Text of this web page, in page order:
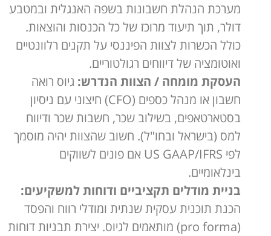
מערכת הנהלת חשבונות בשפה האנגלית ובמטבע
דולר, תוך תיעוד מרוכז של כל הכנסות והוצאות.
כולל הכשרות לצוות הפיננסי על תקנים רלוונטיים
ואוטומציה של דיווחים רגולטוריים.
העסקת מומחה / הצוות הנדרש: גיוס רואה
חשבון או מנהל כספים (CFO) חיצוני עם ניסיון
בסטארטאפים, בשילוב שכר, חשבות שכר ודיווח
למס (בישראל ובחו"ל). חשוב שהצוות יהיה מוסמך
לפי US GAAP/IFRS אם פונים לשווקים
בינלאומיים.
בניית מודלים תקציביים ודוחות למשקיעים:
הכנת תוכנית עסקית שנתית ומודלי רווח והפסד
(pro forma) מותאמים לגיוס. יצירת תבניות דוחות